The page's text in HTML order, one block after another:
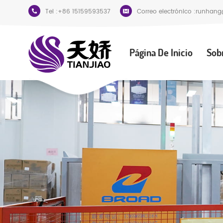
Tel :+86 15159593537 Correo electrónico :
Página De Inicio